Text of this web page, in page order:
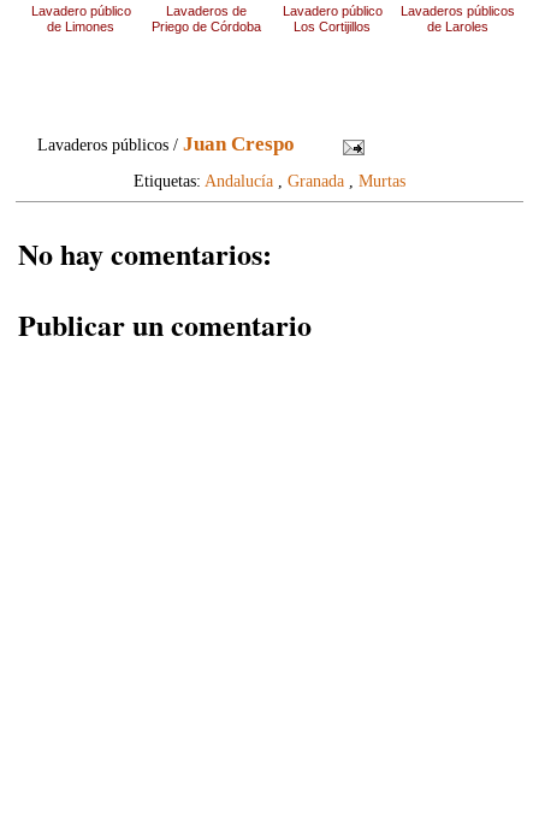
Lavadero público
de Limones
Lavaderos de
Priego de Córdoba
Lavadero público
Los Cortijillos
Lavaderos públicos
de Laroles
Lavaderos públicos /Juan Crespo
Etiquetas: Andalucía , Granada , Murtas
No hay comentarios:
Publicar un comentario